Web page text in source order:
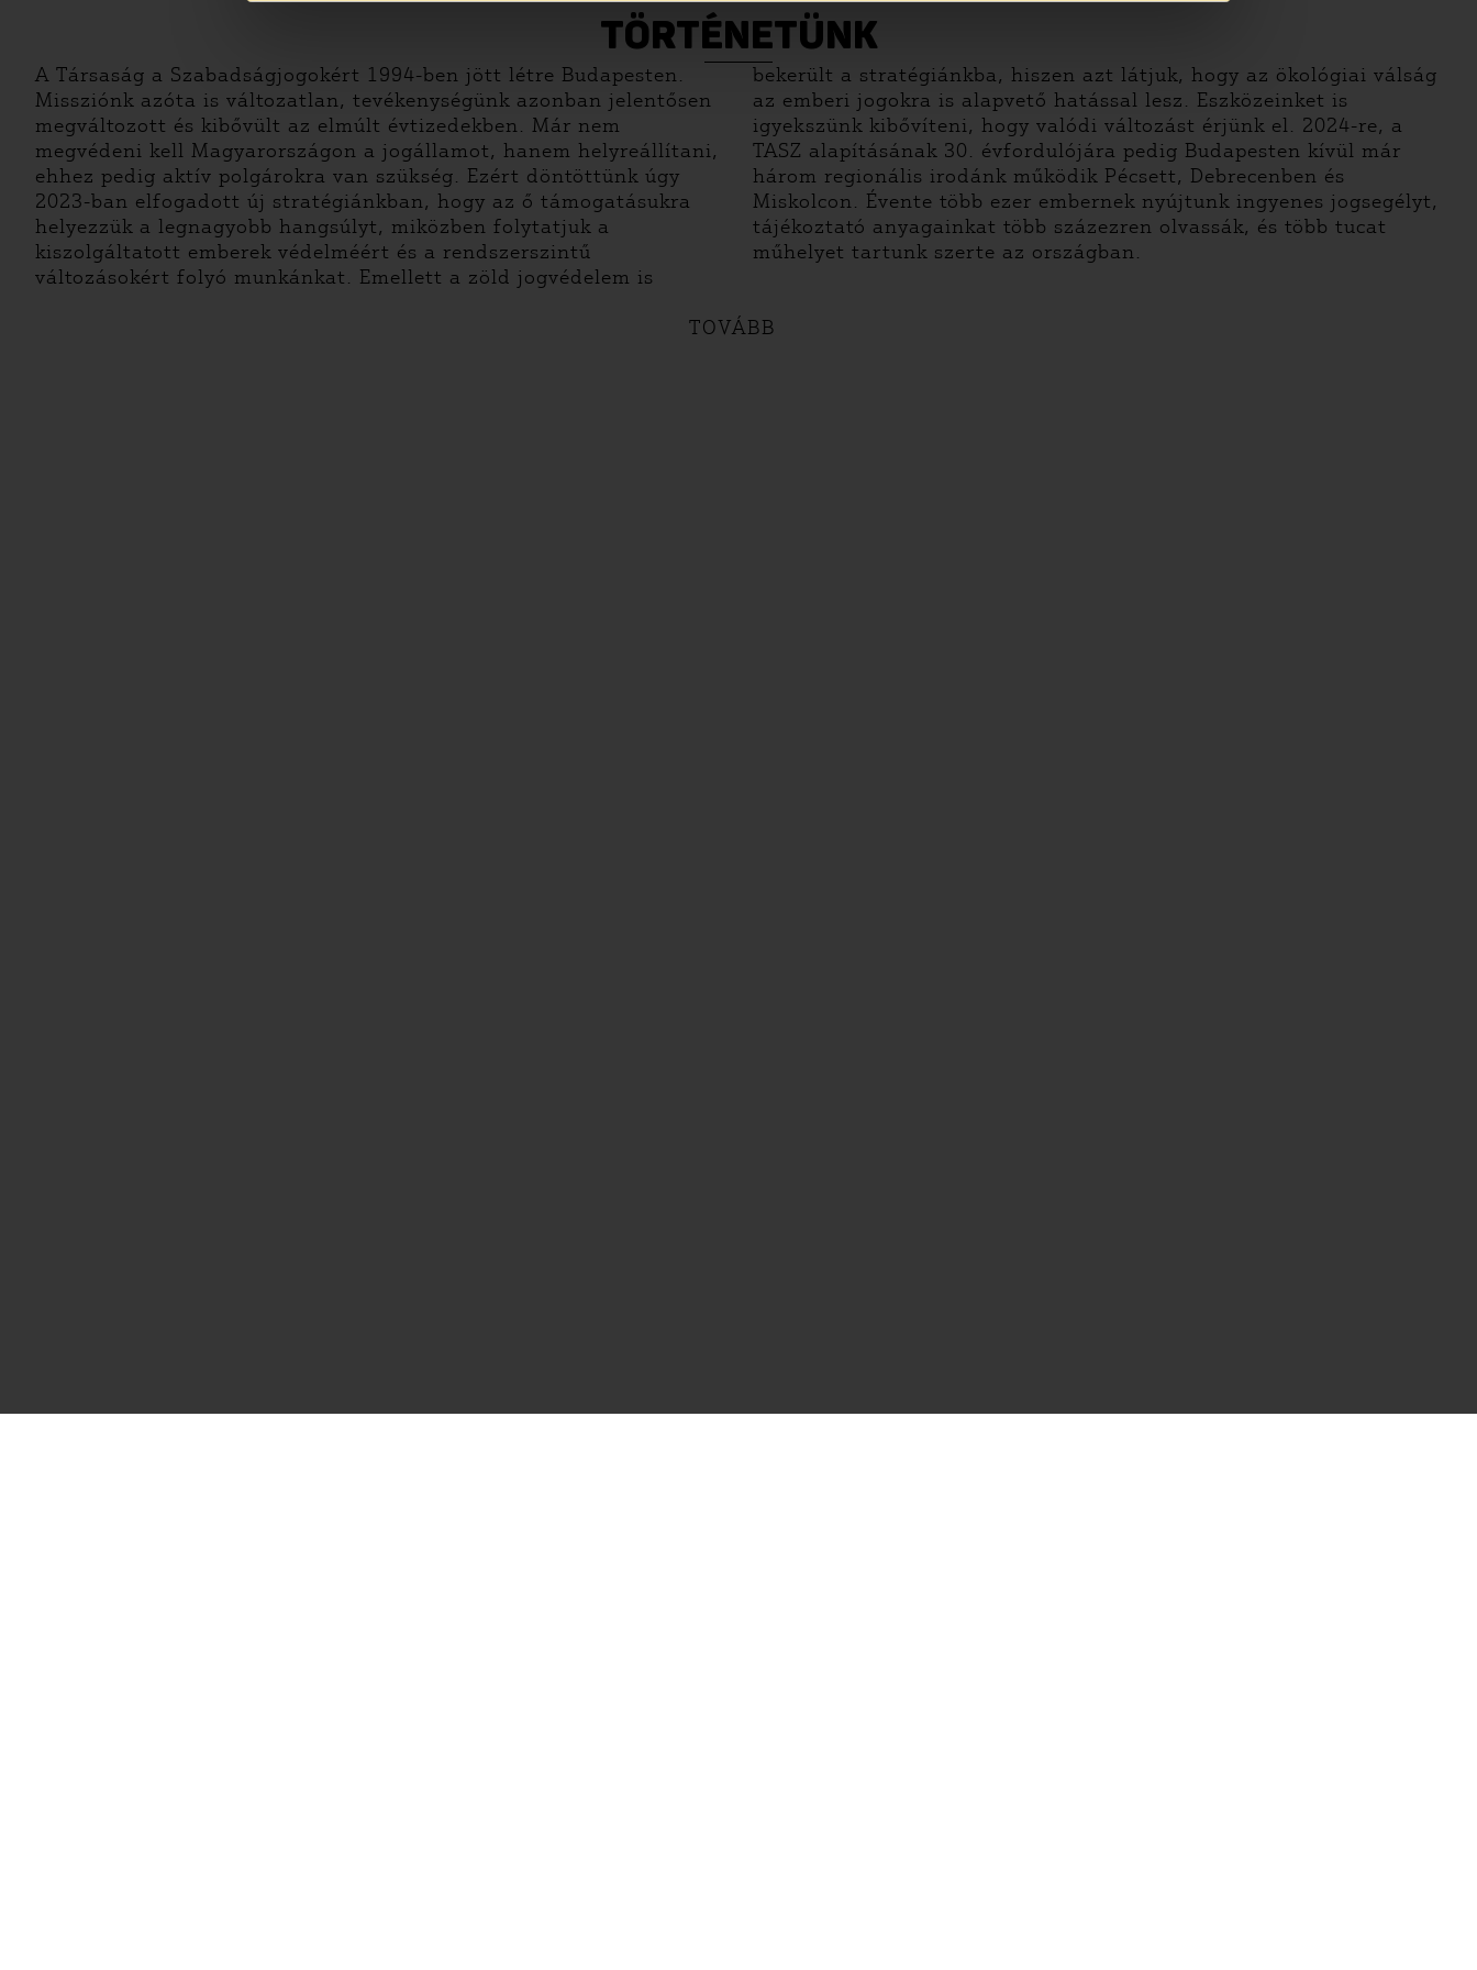
TÖRTÉNETÜNK
A Társaság a Szabadságjogokért 1994-ben jött létre Budapesten.
Missziónk azóta is változatlan, tevékenységünk azonban jelentősen
megváltozott és kibővült az elmúlt évtizedekben. Már nem
megvédeni kell Magyarországon a jogállamot, hanem helyreállítani,
ehhez pedig aktív polgárokra van szükség. Ezért döntöttünk úgy
2023-ban elfogadott új stratégiánkban, hogy az ő támogatásukra
helyezzük a legnagyobb hangsúlyt, miközben folytatjuk a
kiszolgáltatott emberek védelméért és a rendszerszintű
változásokért folyó munkánkat. Emellett a zöld jogvédelem is
bekerült a stratégiánkba, hiszen azt látjuk, hogy az ökológiai válság
az emberi jogokra is alapvető hatással lesz. Eszközeinket is
igyekszünk kibővíteni, hogy valódi változást érjünk el. 2024-re, a
TASZ alapításának 30. évfordulójára pedig Budapesten kívül már
három regionális irodánk működik Pécsett, Debrecenben és
Miskolcon. Évente több ezer embernek nyújtunk ingyenes jogsegélyt,
tájékoztató anyagainkat több százezren olvassák, és több tucat
műhelyet tartunk szerte az országban.
TOVÁBB